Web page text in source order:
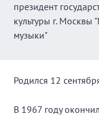
президент
культуры г.
музыки"
Родился 12
В 1967 году